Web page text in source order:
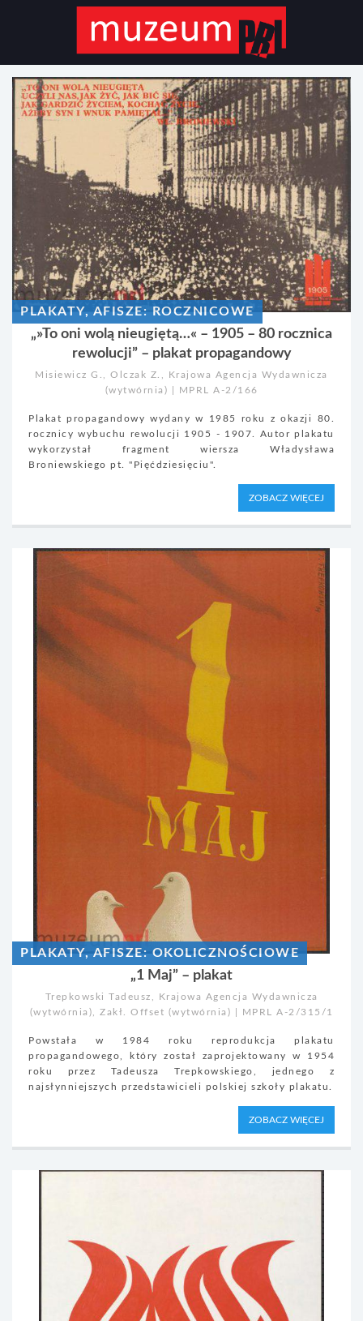
PLAKATY, AFISZE: ROCZNICOWE
„»To oni wolą nieugiętą…« – 1905 – 80 rocznica
rewolucji” – plakat propagandowy
Misiewicz G., Olczak Z., Krajowa Agencja Wydawnicza
(wytwórnia) | MPRL A-2/166
Plakat propagandowy wydany w 1985 roku z okazji 80.
rocznicy wybuchu rewolucji 1905 - 1907. Autor plakatu
wykorzystał fragment wiersza Władysława
Broniewskiego pt. "Pięćdziesięciu".
ZOBACZ WIĘCEJ
PLAKATY, AFISZE: OKOLICZNOŚCIOWE
„1 Maj” – plakat
Trepkowski Tadeusz, Krajowa Agencja Wydawnicza
(wytwórnia), Zakł. Offset (wytwórnia) | MPRL A-2/315/1
Powstała w 1984 roku reprodukcja plakatu
propagandowego, który został zaprojektowany w 1954
roku przez Tadeusza Trepkowskiego, jednego z
najsłynniejszych przedstawicieli polskiej szkoły plakatu.
ZOBACZ WIĘCEJ